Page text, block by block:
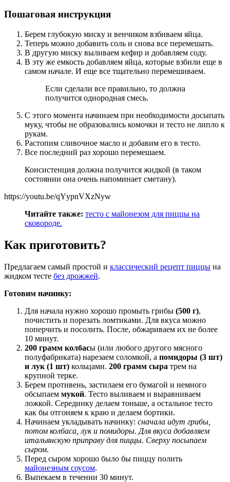
Пошаговая инструкция
Берем глубокую миску и венчиком взбиваем яйца.
Теперь можно добавить соль и снова все перемешать.
В другую миску выливаем кефир и добавляем соду.
В эту же емкость добавляем яйца, которые взбили еще в
самом начале. И еще все тщательно перемешиваем.
Если сделали все правильно, то должна
получится однородная смесь.
С этого момента начинаем при необходимости досыпать
муку, чтобы не образовались комочки и тесто не липло к
рукам.
Растопим сливочное масло и добавим его в тесто.
Все последний раз хорошо перемешаем.
Консистенция должна получится жидкой (в таком
состоянии она очень напоминает сметану).
https://youtu.be/qYypnVXzNyw
Читайте также: тесто с майонезом для пиццы на
сковороде.
Как приготовить?
Предлагаем самый простой и классический рецепт пиццы на
жидком тесте без дрожжей.
Готовим начинку:
Для начала нужно хорошо промыть грибы (500 г),
почистить и порезать ломтиками. Для вкуса можно
поперчить и посолить. После, обжариваем их не более
10 минут.
200 грамм колбасы (или любого другого мясного
полуфабриката) нарезаем соломкой, а помидоры (3 шт)
и лук (1 шт) кольцами. 200 грамм сыра трем на
крупной терке.
Берем противень, застилаем его бумагой и немного
обсыпаем мукой. Тесто выливаем и выравниваем
ложкой. Серединку делаем тоньше, а остальное тесто
как бы отгоняем к краю и делаем бортики.
Начинаем укладывать начинку: сначала идут грибы,
потом колбаса, лук и помидоры. Для вкуса добавляем
итальянскую приправу для пиццы. Сверху посыпаем
сыром.
Перед сыром хорошо было бы пиццу полить
майонезным соусом.
Выпекаем в течении 30 минут.